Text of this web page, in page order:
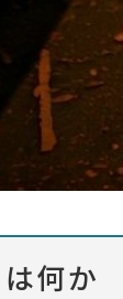
何か